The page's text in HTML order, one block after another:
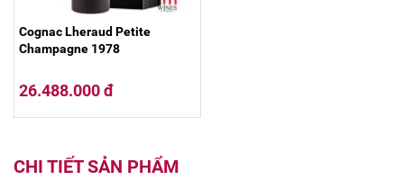
Cognac Lheraud Petite
Champagne 1978
26.488.000 đ
CHI TIẾT SẢN PHẨM